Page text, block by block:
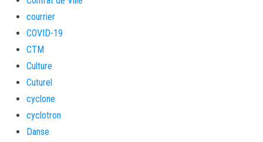
courrier
COVID-19
CTM
Culture
Cuturel
cyclone
cyclotron
Danse